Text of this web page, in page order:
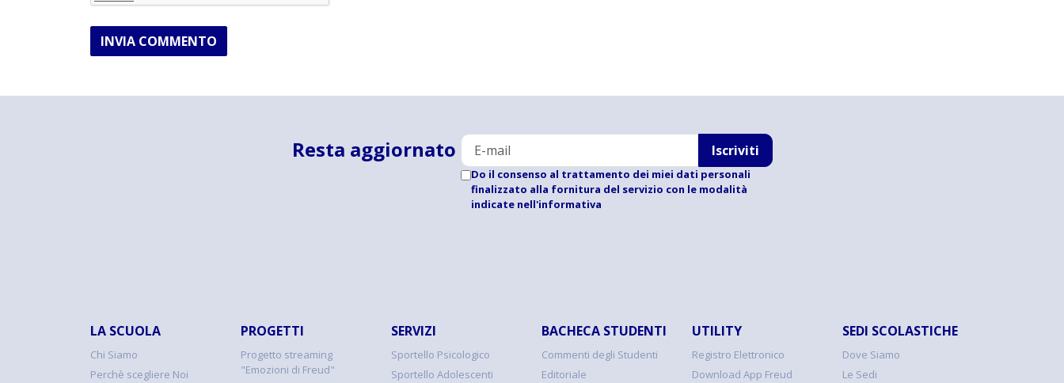
INVIA COMMENTO
Resta aggiornato Iscriviti
Do il consenso al trattamento dei miei dati personali
finalizzato alla fornitura del servizio con le modalità
indicate nell'informativa
LA SCUOLA
Chi Siamo
Perchè scegliere Noi
PROGETTI
Progetto streaming
"Emozioni di Freud"
SERVIZI
Sportello Psicologico
Sportello Adolescenti
BACHECA STUDENTI
Commenti degli Studenti
Editoriale
UTILITY
Registro Elettronico
Download App Freud
SEDI SCOLASTICHE
Dove Siamo
Le Sedi